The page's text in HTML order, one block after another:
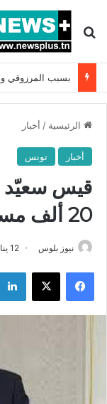
بحث عن
الرئيسية / أخبار
أخبار تونس
قيس سعيّد
20 ألف مسؤول في تونس..؟
نيوز بلوس 12 يناير، 2022
فيسبوك X